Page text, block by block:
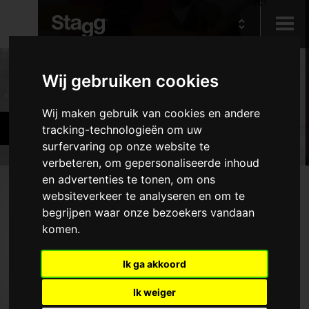
Wij gebruiken cookies
Wij maken gebruik van cookies en andere
tracking-technologieën om uw
surfervaring op onze website te
verbeteren, om gepersonaliseerde inhoud
en advertenties te tonen, om ons
websiteverkeer te analyseren en om te
begrijpen waar onze bezoekers vandaan
komen.
Ik ga akkoord
Ik weiger
Audio &
Lighting
Producten
Gitaren en basgitaren
Producten
Elektrische gitaren
Akoestische gitaren
Folkinstrumenten
Hoezen en koffers